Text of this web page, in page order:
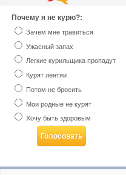
Почему я не курю?:
Зачем мне травиться
Ужасный запах
Легкие курильщика пропадут
Курят лентяи
Потом не бросить
Мои родные не курят
Хочу быть здоровым